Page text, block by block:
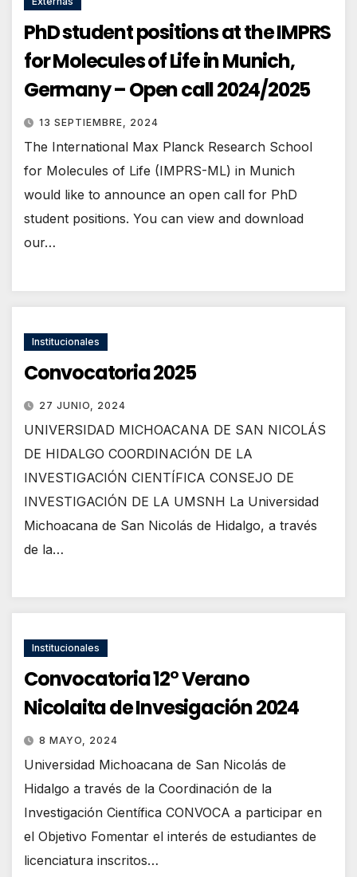
PhD student positions at the IMPRS
for Molecules of Life in Munich,
Germany – Open call 2024/2025
13 SEPTIEMBRE, 2024
The International Max Planck Research School
for Molecules of Life (IMPRS-ML) in Munich
would like to announce an open call for PhD
student positions. You can view and download
our…
Institucionales
Convocatoria 2025
27 JUNIO, 2024
UNIVERSIDAD MICHOACANA DE SAN NICOLÁS
DE HIDALGO COORDINACIÓN DE LA
INVESTIGACIÓN CIENTÍFICA CONSEJO DE
INVESTIGACIÓN DE LA UMSNH La Universidad
Michoacana de San Nicolás de Hidalgo, a través
de la…
Institucionales
Convocatoria 12° Verano
Nicolaita de Invesigación 2024
8 MAYO, 2024
Universidad Michoacana de San Nicolás de
Hidalgo a través de la Coordinación de la
Investigación Científica CONVOCA a participar en
el Objetivo Fomentar el interés de estudiantes de
licenciatura inscritos…